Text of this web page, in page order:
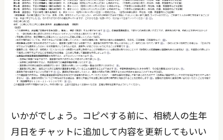
いかがでしょう。コピペする前に、相続人の生年
月日をチャットに追加して内容を更新してもいい